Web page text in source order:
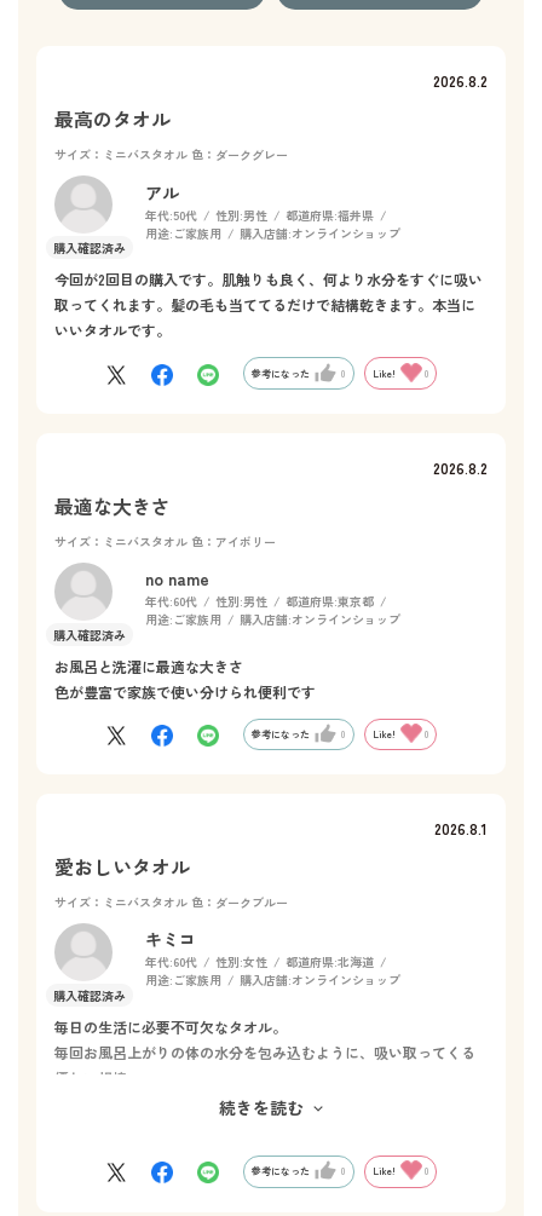
2026.8.2
最高のタオル
サイズ：ミニバスタオル 色：ダークグレー
アル
年代:50代 性別:男性 都道府県:福井県
用途: ご家族用 購入店舗:オンラインショップ
今回が2回目の購入です。肌触りも良く、何より水分をすぐに吸い
取ってくれます。髪の毛も当ててるだけで結構乾きます。本当に
いいタオルです。
参考になった 0 Like! 0
2026.8.2
最適な大きさ
サイズ：ミニバスタオル 色：アイボリー
no name
年代:60代 性別:男性 都道府県:東京都
用途: ご家族用 購入店舗:オンラインショップ
お風呂と洗濯に最適な大きさ
色が豊富で家族で使い分けられ便利です
参考になった 0 Like! 0
2026.8.1
愛おしいタオル
サイズ：ミニバスタオル 色：ダークブルー
キミコ
年代:60代 性別:女性 都道府県:北海道
用途: ご家族用 購入店舗:オンラインショップ
毎日の生活に必要不可欠なタオル。
毎回お風呂上がりの体の水分を包み込むように、吸い取ってくる
優しい相棒。
色合いも柔らかく、つい何枚も欲しくなってしまう事が悩み。
続きを読む
参考になった 0 Like! 0